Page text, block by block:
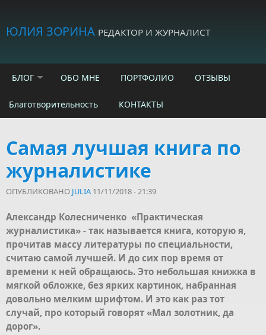
ЮЛИЯ ЗОРИНА РЕДАКТОР И ЖУРНАЛИСТ
БЛОГ ОБО МНЕ ПОРТФОЛИО ОТЗЫВЫ
Благотворительность КОНТАКТЫ
Самая лучшая книга по
журналистике
ОПУБЛИКОВАНО JULIA 11/11/2018 - 21:39
Александр Колесниченко «Практическая
журналистика» - так называется книга, которую я,
прочитав массу литературы по специальности,
считаю самой лучшей. И до сих пор время от
времени к ней обращаюсь. Это небольшая книжка в
мягкой обложке, без ярких картинок, набранная
довольно мелким шрифтом. И это как раз тот
случай, про который говорят «Мал золотник, да
дорог».